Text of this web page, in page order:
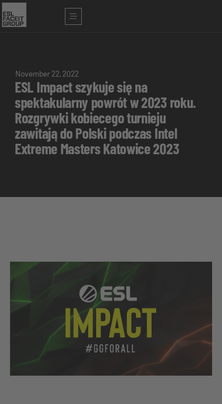
November 22, 2022
ESL Impact szykuje się na
spektakularny powrót w 2023 roku.
Rozgrywki kobiecego turnieju
zawitają do Polski podczas Intel
Extreme Masters Katowice 2023